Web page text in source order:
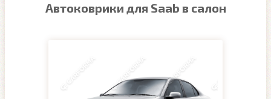
Автоковрики для Saab в салон